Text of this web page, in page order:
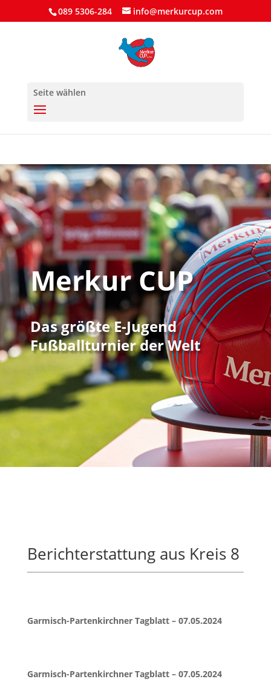
089 5306-284 info@merkurcup.com
Seite wählen
Merkur CUP
Das größte E-Jugend
Fußballturnier der Welt
Berichterstattung aus Kreis 8
Garmisch-Partenkirchner Tagblatt – 07.05.2024
Garmisch-Partenkirchner Tagblatt – 07.05.2024